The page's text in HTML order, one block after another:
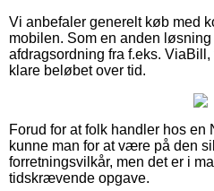
Vi anbefaler generelt køb med
mobilen. Som en anden
afdragsordning fra f.eks.
klare beløbet over tid.
Forud for at folk handler hos en
kunne man for at være på den
forretningsvilkår, men det er i
tidskrævende opgave.